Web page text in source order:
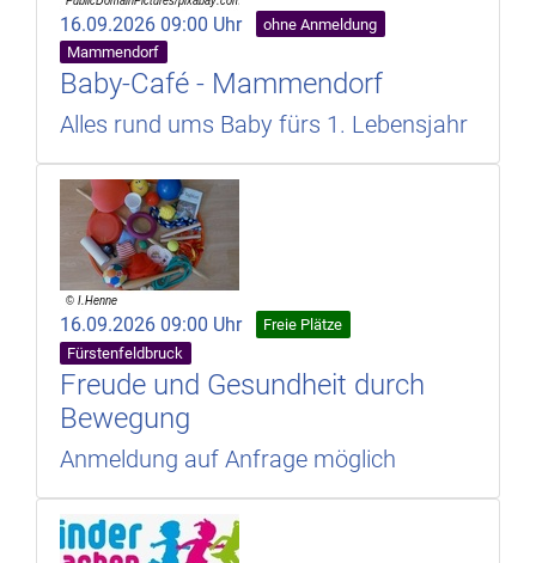
16.09.2026 09:00 Uhr
ohne Anmeldung
Mammendorf
Baby-Café - Mammendorf
Alles rund ums Baby fürs 1. Lebensjahr
16.09.2026 09:00 Uhr
Freie Plätze
Fürstenfeldbruck
Freude und Gesundheit durch
Bewegung
Anmeldung auf Anfrage möglich